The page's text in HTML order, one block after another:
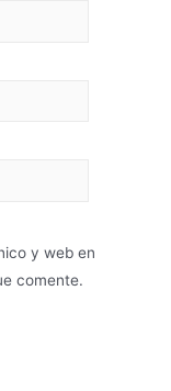
y web en
comente.